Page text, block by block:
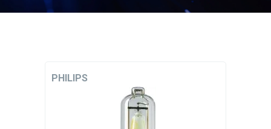
PHILIPS